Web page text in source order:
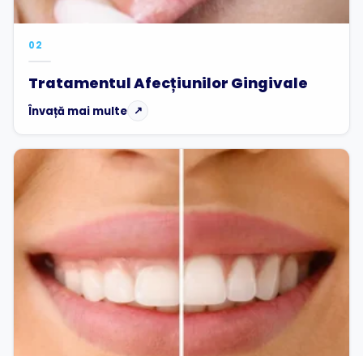
02
Tratamentul Afecțiunilor Gingivale
Învață mai multe ↗